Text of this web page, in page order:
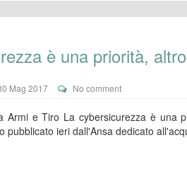
è una priorità,
Mag 2017 No comment
Armi e Tiro La cybersicurezza è una
pubblicato ieri dall'Ansa dedicato